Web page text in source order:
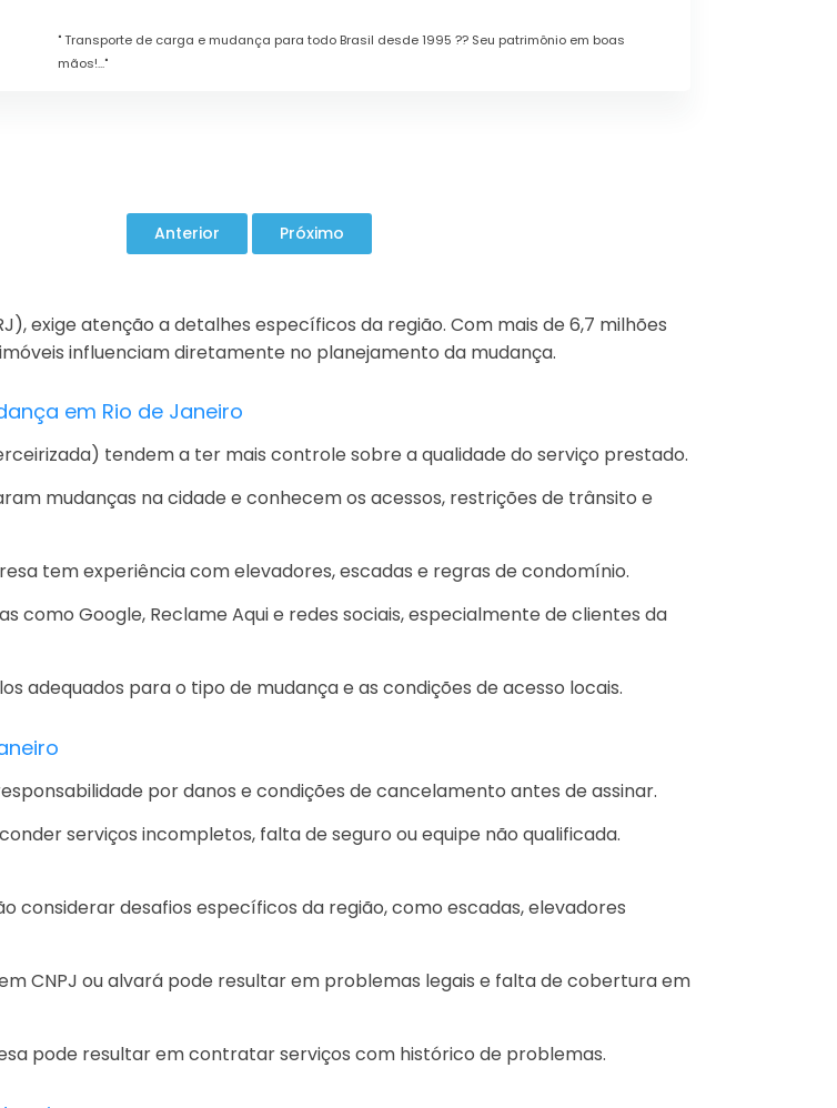
" Transporte de carga e mudança para todo Brasil desde 1995 ?? Seu patrimônio em boas
mãos!..."
exige atenção a detalhes específicos da região. Com mais de 6,7 milhões
influenciam diretamente no planejamento da mudança.
em Rio de Janeiro
tendem a ter mais controle sobre a qualidade do serviço prestado.
mudanças na cidade e conhecem os acessos, restrições de trânsito e
tem experiência com elevadores, escadas e regras de condomínio.
como Google, Reclame Aqui e redes sociais, especialmente de clientes da
adequados para o tipo de mudança e as condições de acesso locais.
por danos e condições de cancelamento antes de assinar.
serviços incompletos, falta de seguro ou equipe não qualificada.
considerar desafios específicos da região, como escadas, elevadores
CNPJ ou alvará pode resultar em problemas legais e falta de cobertura em
pode resultar em contratar serviços com histórico de problemas.